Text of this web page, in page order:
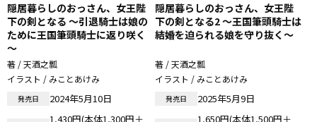
隠居暮らしのおっさん、女王陛
下の剣となる ～引退騎士は娘の
ために王国筆頭騎士に返り咲く
～
著 / 天酒之瓢
イラスト / みことあけみ
発売日 2024年5月10日
1,430円(本体1,300円＋
隠居暮らしのおっさん、女王陛
下の剣となる2 ～王国筆頭騎士は
結婚を迫られる娘を守り抜く～
著 / 天酒之瓢
イラスト / みことあけみ
発売日 2025年5月9日
1,650円(本体1,500円＋